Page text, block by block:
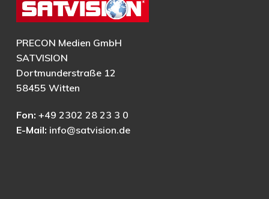
PRECON Medien GmbH
SATVISION
Dortmunderstraße 12
58455 Witten
Fon: +49 2302 28 23 3 0
E-Mail: info@satvision.de